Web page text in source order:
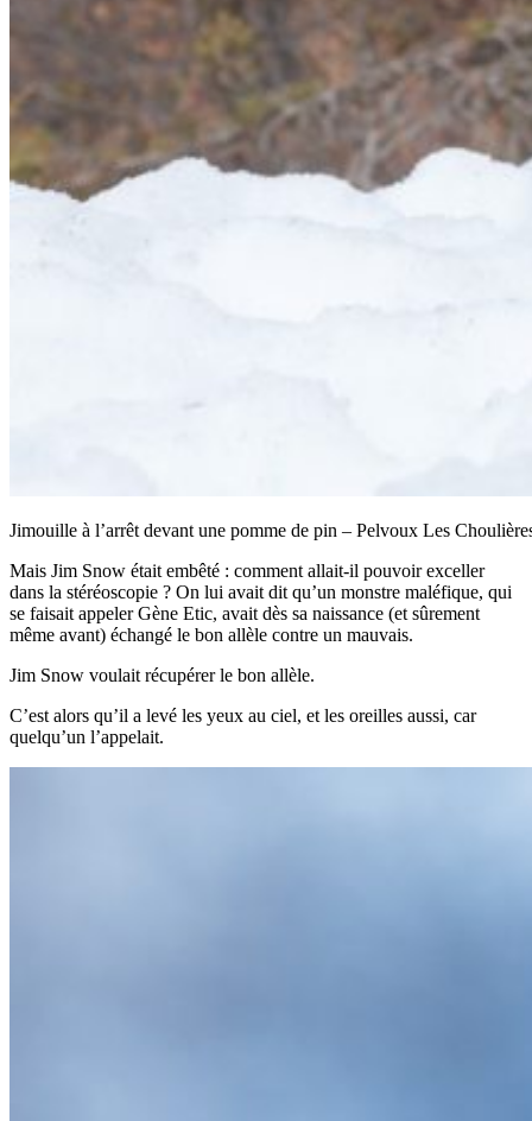
Jimouille à l’arrêt devant une pomme de pin – Pelvoux Les
Mais Jim Snow était embêté : comment allait-il pouvoir exceller
dans la stéréoscopie ? On lui avait dit qu’un monstre maléfique, qui
se faisait appeler Gène Etic, avait dès sa naissance (et sûrement
même avant) échangé le bon allèle contre un mauvais.
Jim Snow voulait récupérer le bon allèle.
C’est alors qu’il a levé les yeux au ciel, et les oreilles aussi, car
quelqu’un l’appelait.